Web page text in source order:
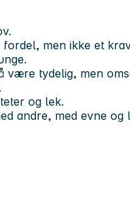
men ikke et
være tydelig, men
og lek.
andre, med evne og